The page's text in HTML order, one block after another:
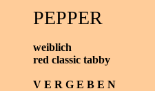
PEPPER
weiblich
red classic tabby
V E R G E B E N